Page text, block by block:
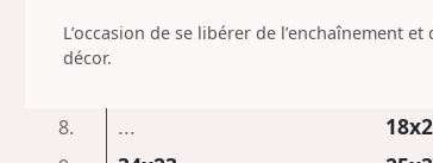
L’occasion de se libérer de l’enchaînement
décor.
8. ...